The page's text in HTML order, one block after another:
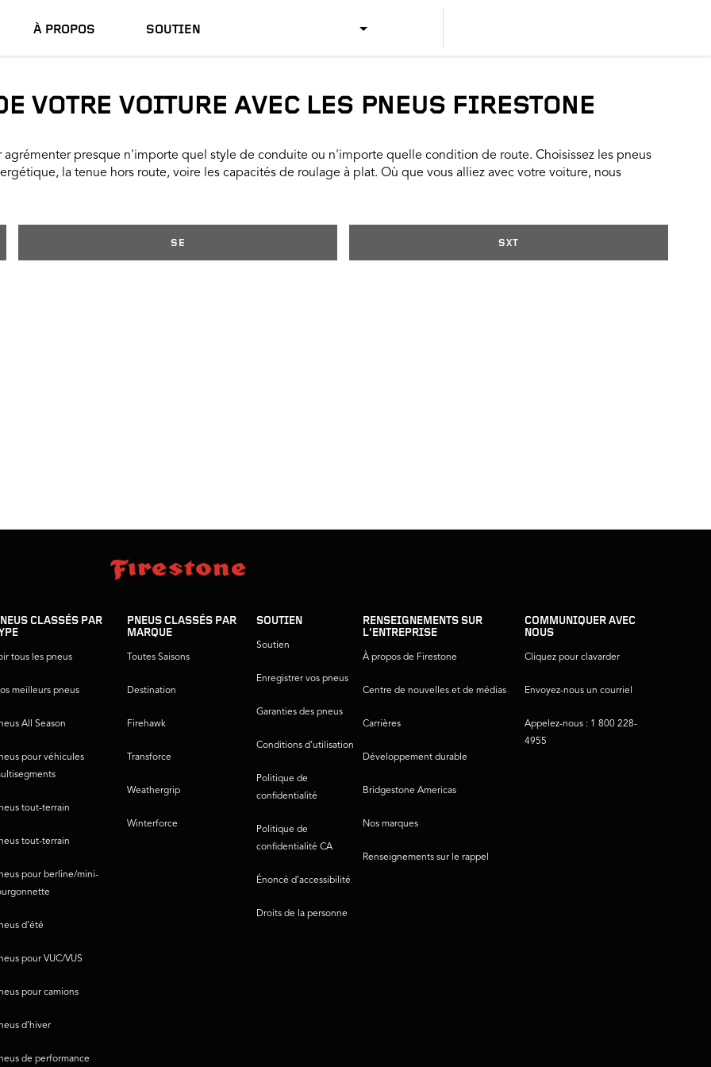
À PROPOS SOUTIEN
US SPANISH
CANADIAN FRENCH
VOTRE VOITURE AVEC LES PNEUS FIRESTONE
presque n'importe quel style de conduite ou n'importe quelle condition de route. Choisissez les pneus
la tenue hors route, voire les capacités de roulage à plat. Où que vous alliez avec votre voiture, nous
SE SXT
CLASSÉS PAR
tous les pneus
meilleurs pneus
All Season
pour véhicules
tout-terrain
tout-terrain
pour berline/mini-
d’été
pour VUC/VUS
pour camions
d’hiver
de performance
PNEUS CLASSÉS PAR
MARQUE
Toutes Saisons
Destination
Firehawk
Transforce
Weathergrip
Winterforce
SOUTIEN
Soutien
Enregistrer vos pneus
Garanties des pneus
Conditions d’utilisation
Politique de
confidentialité
Politique de
confidentialité CA
Énoncé d’accessibilité
Droits de la personne
RENSEIGNEMENTS SUR
L’ENTREPRISE
À propos de Firestone
Centre de nouvelles et de médias
Carrières
Développement durable
Bridgestone Americas
Nos marques
Renseignements sur le rappel
COMMUNIQUER AVEC
NOUS
Cliquez pour clavarder
Envoyez-nous un courriel
Appelez-nous : 1 800 228-
4955